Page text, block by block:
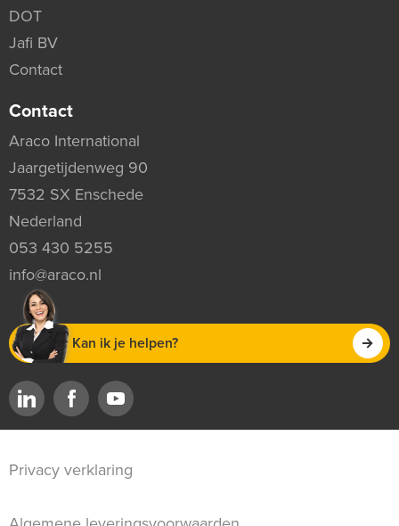
DOT
Jafi BV
Contact
Contact
Araco International
Jaargetijdenweg 90
7532 SX Enschede
Nederland
053 430 5255
info@araco.nl
Kan ik je helpen?
Privacy verklaring